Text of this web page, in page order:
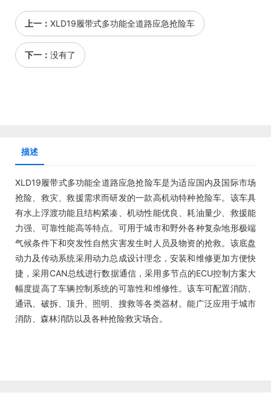
上一： XLD19履带式多功能全道路应急抢险车
下一： 没有了
描述
XLD19履带式多功能全道路应急抢险车是为适应国内及国际市场
抢险、救灾、救援需求而研发的一款高机动特种抢险车。该车具
有水上浮渡功能且结构紧凑、机动性能优良、耗油量少、救援能
力强、可靠性能高等特点。可用于城市和野外各种复杂地形极端
气候条件下和突发性自然灾害发生时人员及物资的抢救。该底盘
动力及传动系统采用动力总成设计理念，安装和维修更加方便快
捷，采用CAN总线进行数据通信，采用多节点的ECU控制方案大
幅度提高了车辆控制系统的可靠性和维修性。该车可配置消防、
通讯、破拆、顶升、照明、搜救等各类器材。能广泛应用于城市
消防、森林消防以及各种抢险救灾场合。